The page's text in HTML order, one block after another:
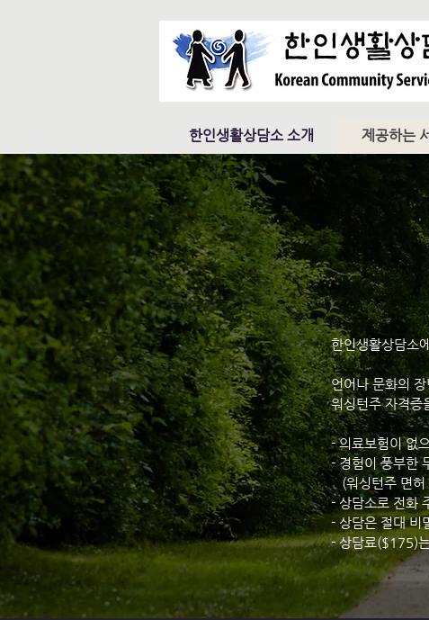
한인생활상담소 소개 제공하는
한인생활상담소
언어나 문화의
워싱턴주 자격증
- 의료보험이 없
- 경험이 풍부한
(워싱턴주 면허
- 상담소로 전화
- 상담은 절대 비
- 상담료($175)